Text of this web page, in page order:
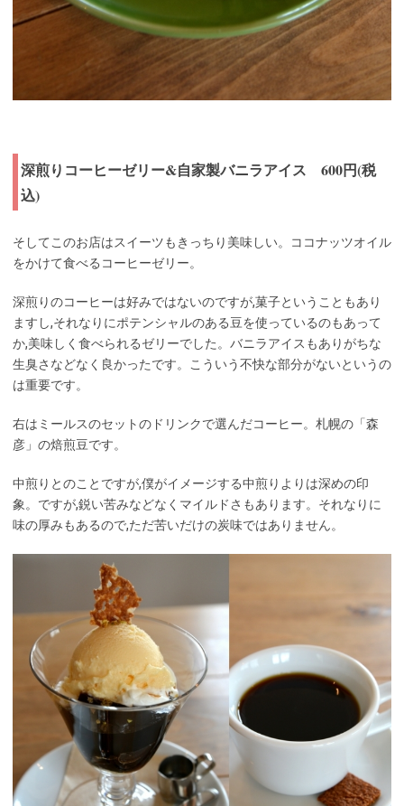
深煎りコーヒーゼリー&自家製バニラアイス 600円(税
込)
そしてこのお店はスイーツもきっちり美味しい。ココナッツオイル
をかけて食べるコーヒーゼリー。
深煎りのコーヒーは好みではないのですが,菓子ということもあり
ますし,それなりにポテンシャルのある豆を使っているのもあって
か,美味しく食べられるゼリーでした。バニラアイスもありがちな
生臭さなどなく良かったです。こういう不快な部分がないというの
は重要です。
右はミールスのセットのドリンクで選んだコーヒー。札幌の「森
彦」の焙煎豆です。
中煎りとのことですが,僕がイメージする中煎りよりは深めの印
象。ですが,鋭い苦みなどなくマイルドさもあります。それなりに
味の厚みもあるので,ただ苦いだけの炭味ではありません。